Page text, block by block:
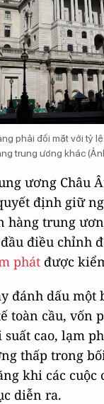
phải đối mặt với tỷ
trung ương khác
ương Châu
định giữ
hàng trung
điều chỉnh
phát được
đánh dấu một
toàn cầu, vốn
cao, lạm
thấp trong
khi các cuộc
diễn ra.